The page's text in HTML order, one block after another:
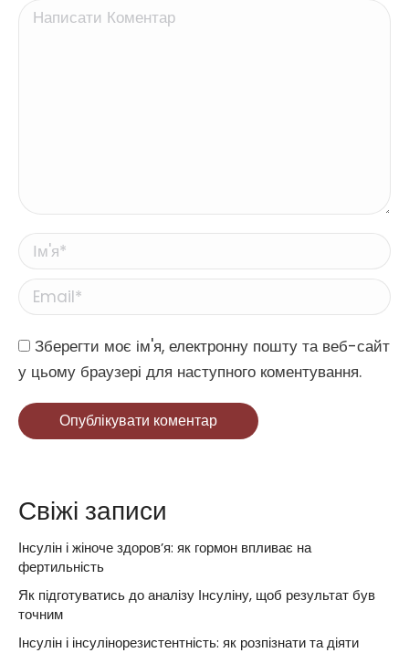
Написати Коментар
Ім'я *
Email *
Website
Зберегти моє ім'я, електронну пошту та веб-сайт
у цьому браузері для наступного коментування.
Опублікувати коментар
Свіжі записи
Інсулін і жіноче здоров’я: як гормон впливає на
фертильність
Як підготуватись до аналізу Інсуліну, щоб результат був
точним
Інсулін і інсулінорезистентність: як розпізнати та діяти